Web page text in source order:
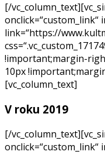
[/
onclick=“custom_link“
link=“https://
!important;margin-
10px
[vc_column_text]
V roku 2019
[/
onclick=“custom_link“